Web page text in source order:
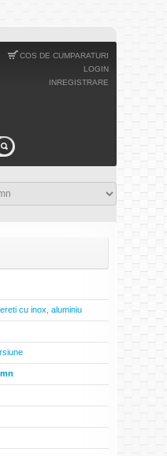
COS DE CUMPARATURI
LOGIN
INREGISTRARE
cu inox, aluminiu